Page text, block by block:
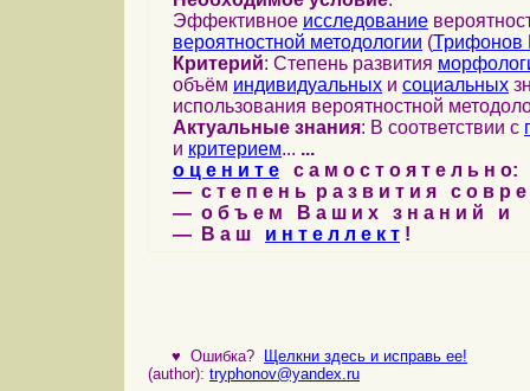
Эффективное исследование
вероятностной методологии (Трифонов
Критерий: Степень развития
объём индивидуальных и социальных
использования вероятностной
Актуальные знания: В соответствии с
и критерием... ...
о ц е н и т е с а м о с т о я т е л ь н о:
— с т е п е н ь р а з в и т и я с о в р
— о б ъ е м В а ш и х з н а н и й и
— В а ш и н т е л л е к т !
♥ Ошибка?
Щелкни здесь и исправь ее!
(author): tryphonov@yandex.ru